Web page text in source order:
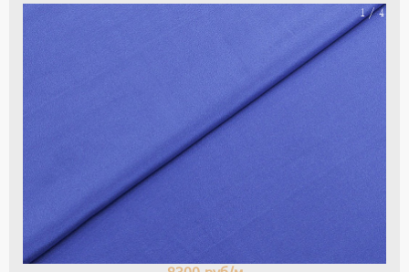
1 / 4